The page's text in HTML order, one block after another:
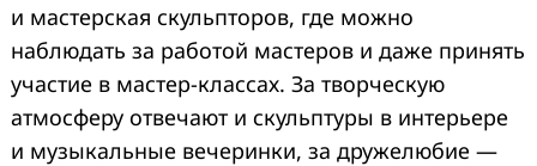
и мастерская скульпторов, где можно
наблюдать за работой мастеров и даже принять
участие в мастер-классах. За творческую
атмосферу отвечают и скульптуры в интерьере
и музыкальные вечеринки, за дружелюбие —